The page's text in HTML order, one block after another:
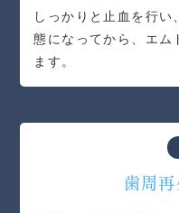
しっかりと止血を行
態になってから、エム
ます。
歯周